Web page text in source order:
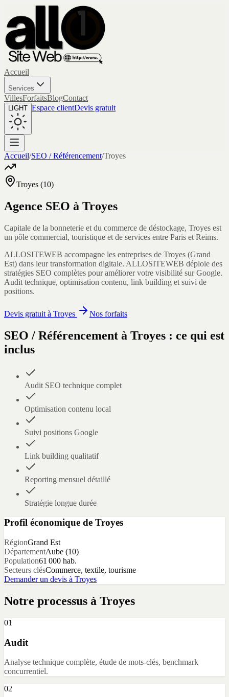
Accueil
Services
VillesForfaitsBlogContact
LIGHT Espace clientDevis gratuit
Accueil/SEO / Référencement/Troyes
Troyes (10)
Agence SEO à Troyes
Capitale de la bonneterie et du commerce de déstockage, Troyes est
un pôle commercial, touristique et de services entre Paris et Reims.
ALLOSITEWEB accompagne les entreprises de Troyes (Grand
Est) dans leur transformation digitale. ALLOSITEWEB déploie des
stratégies SEO complètes pour améliorer votre visibilité sur Google.
Audit technique, optimisation contenu, link building et suivi de
positions.
Devis gratuit à Troyes Nos forfaits
SEO / Référencement à Troyes : ce qui est
inclus
Audit SEO technique complet
Optimisation contenu local
Suivi positions Google
Link building qualitatif
Reporting mensuel détaillé
Stratégie longue durée
Profil économique de Troyes
RégionGrand Est
DépartementAube (10)
Population61 000 hab.
Secteurs clésCommerce, textile, tourisme
Demander un devis à Troyes
Notre processus à Troyes
01
Audit
Analyse technique complète, étude de mots-clés, benchmark
concurrentiel.
02